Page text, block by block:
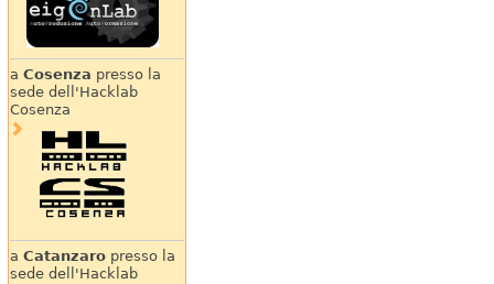
a Cosenza presso la
sede dell'Hacklab
Cosenza
a Catanzaropresso la
sede dell'Hacklab